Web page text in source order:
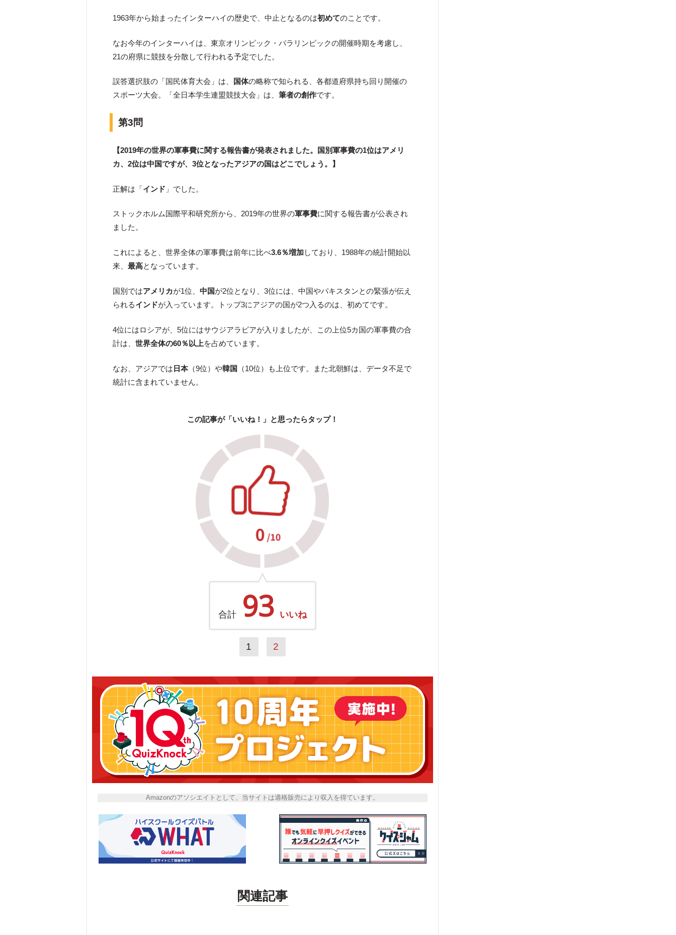
1963年から始まったインターハイの歴史で、中止となるのは初めてのことです。
なお今年のインターハイは、東京オリンピック・パラリンピックの開催時期を考慮し、
21の府県に競技を分散して行われる予定でした。
誤答選択肢の「国民体育大会」は、 国体の略称で知られる、各都道府県持ち回り開催の
スポーツ大会。「全日本学生連盟競技大会」は、筆者の創作です。
第3問
【2019年の世界の軍事費に関する報告書が発表されました。国別軍事費の1位はアメリ
カ、2位は中国ですが、3位となったアジアの国はどこでしょう。】
正解は「インド 」でした。
ストックホルム国際平和研究所から、2019年の世界の軍事費に関する報告書が公表され
ました。
これによると、世界全体の軍事費は前年に比べ3.6％増加 しており、1988年の統計開始以
来、最高となっています。
国別ではアメリカが1位、中国が2位となり、3位には、中国やパキスタンとの緊張が伝え
られるインドが入っています。トップ3にアジアの国が2つ入るのは、初めてです。
4位にはロシアが、5位にはサウジアラビアが入りましたが、この上位5カ国の軍事費の合
計は、世界全体の60％以上を占めています。
なお、アジアでは 日本（9位）や韓国
（10位）も上位です。また北朝鮮は、データ不足で
統計に含まれていません。
この記事が「いいね！」と思ったらタップ！
合計 93 いいね
1 2
Amazonのアソシエイトとして、当サイトは適格販売により収入を得ています。
関連記事